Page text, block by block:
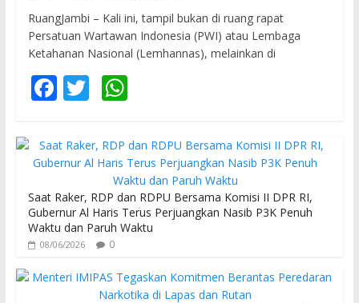
RuangJambi – Kali ini, tampil bukan di ruang rapat
Persatuan Wartawan Indonesia (PWI) atau Lembaga
Ketahanan Nasional (Lemhannas), melainkan di
F
e
b
o
o
k
T
itt
er
W
at
s
A
p
p
Saat Raker, RDP dan RDPU Bersama Komisi II DPR RI,
Gubernur Al Haris Terus Perjuangkan Nasib P3K Penuh
Waktu dan Paruh Waktu
08/06/2026 0